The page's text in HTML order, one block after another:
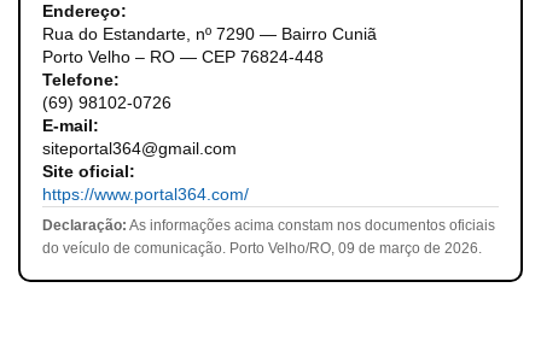
Endereço:
Rua do Estandarte, nº 7290 — Bairro Cuniã
Porto Velho – RO — CEP 76824-448
Telefone:
(69) 98102-0726
E-mail:
siteportal364@gmail.com
Site oficial:
https://www.portal364.com/
Declaração: As informações acima constam nos documentos oficiais
do veículo de comunicação. Porto Velho/RO, 09 de março de 2026.